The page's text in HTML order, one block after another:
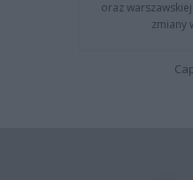
oraz
zmiany